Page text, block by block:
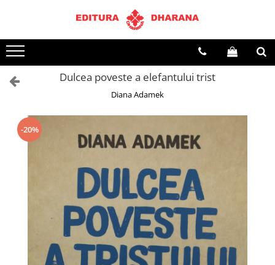
Toate Produsele
CARTI EDITURA DHARANA
OFERTE LA PACHET
Terapii
Dietoterapie
Dezvoltare personala
Business, Economie
Carti pentru copii
Diverse
Dulcea poveste a elefantului trist
Diana Adamek
-20%